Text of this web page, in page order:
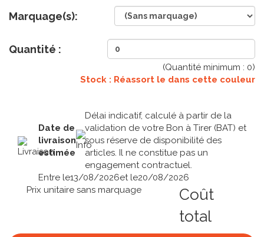
Marquage(s):
Quantité :
(Quantité minimum : 0)
Stock : Réassort le dans cette couleur
Date de
livraison
estimée
Délai indicatif, calculé à partir de la
validation de votre Bon à Tirer (BAT) et
sous réserve de disponibilité des
articles. Il ne constitue pas un
engagement contractuel.
Entre le13/08/2026et le20/08/2026
Prix unitaire sans marquage
Coût
total